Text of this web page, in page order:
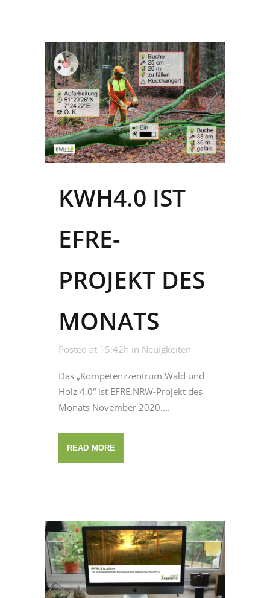
KWH4.0 IST
EFRE-
PROJEKT DES
MONATS
Posted at 15:42h in Neuigkeiten
Das „Kompetenzzentrum Wald und
Holz 4.0“ ist EFRE.NRW-Projekt des
Monats November 2020....
READ MORE